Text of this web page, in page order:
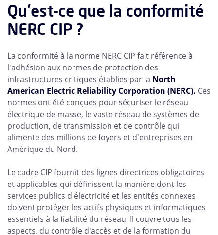
Qu'est-ce que la conformité
NERC CIP ?
La conformité à la norme NERC CIP fait référence à
l'adhésion aux normes de protection des
infrastructures critiques établies par la North
American Electric Reliability Corporation (NERC). Ces
normes ont été conçues pour sécuriser le réseau
électrique de masse, le vaste réseau de systèmes de
production, de transmission et de contrôle qui
alimente des millions de foyers et d'entreprises en
Amérique du Nord.
Le cadre CIP fournit des lignes directrices obligatoires
et applicables qui définissent la manière dont les
services publics d'électricité et les entités connexes
doivent protéger les actifs physiques et informatiques
essentiels à la fiabilité du réseau. Il couvre tous les
aspects, du contrôle d'accès et de la formation du